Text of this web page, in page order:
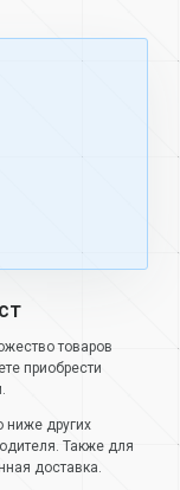
товаров
приобрести
ниже других
Также для
доставка.